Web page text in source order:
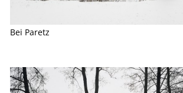
Bei Paretz